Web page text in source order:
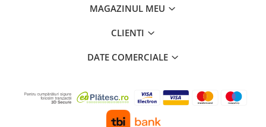
MAGAZINUL MEU
CLIENTI
DATE COMERCIALE